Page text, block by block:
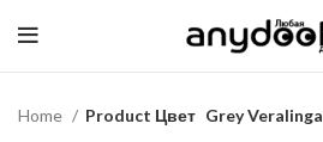
Home Product Цвет Grey Veralinga